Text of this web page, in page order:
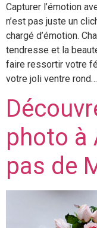
Capturer l’émotion
n’est pas juste un
chargé d’émotion.
tendresse et la
faire ressortir votre
votre joli ventre
photo à
pas de